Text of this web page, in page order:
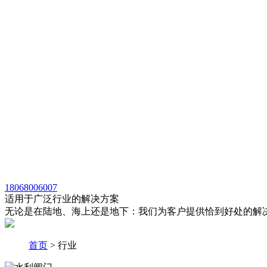
18068006007
适用于广泛行业的解决方案
无论是在陆地、海上还是地下：我们为客户提供恰到好处的解
首页 > 行业